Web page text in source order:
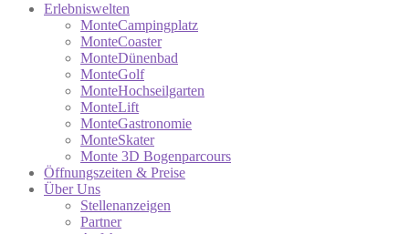
Erlebniswelten
MonteCampingplatz
MonteCoaster
MonteDünenbad
MonteGolf
MonteHochseilgarten
MonteLift
MonteGastronomie
MonteSkater
Monte 3D Bogenparcours
Öffnungszeiten & Preise
Über Uns
Stellenanzeigen
Partner